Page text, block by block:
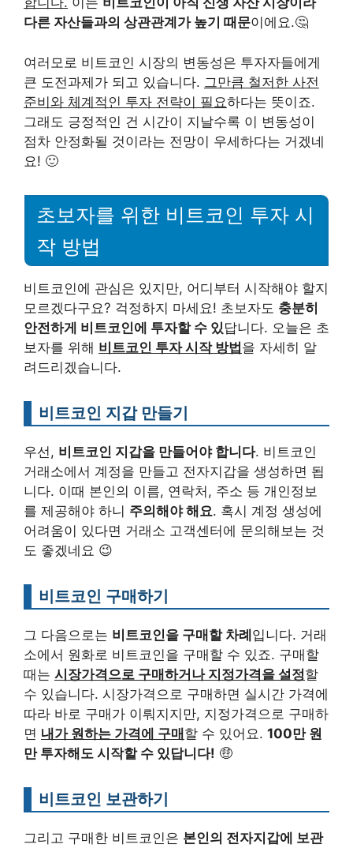
다른 자산들과의 상관관계가 높기 때문이에요.🤔
여러모로 비트코인 시장의 변동성은 투자자들에게
큰 도전과제가 되고 있습니다. 그만큼 철저한 사전
준비와 체계적인 투자 전략이 필요하다는 뜻이죠.
그래도 긍정적인 건 시간이 지날수록 이 변동성이
점차 안정화될 것이라는 전망이 우세하다는 거겠네
요! 🙂
초보자를 위한 비트코인 투자 시
작 방법
비트코인에 관심은 있지만, 어디부터 시작해야 할지
모르겠다구요? 걱정하지 마세요! 초보자도 충분히
안전하게 비트코인에 투자할 수 있 답니다. 오늘은 초
보자를 위해 비트코인 투자 시작 방법을 자세히 알
려드리겠습니다.
비트코인 지갑 만들기
우선, 비트코인 지갑을 만들어야 합니다. 비트코인
거래소에서 계정을 만들고 전자지갑을 생성하면 됩
니다. 이때 본인의 이름, 연락처, 주소 등 개인정보
를 제공해야 하니 주의해야 해요. 혹시 계정 생성에
어려움이 있다면 거래소 고객센터에 문의해보는 것
도 좋겠네요 😉
비트코인 구매하기
그 다음으로는 비트코인을 구매할 차례입니다. 거래
소에서 원화로 비트코인을 구매할 수 있죠. 구매할
때는 시장가격으로 구매하거나 지정가격을 설정할
수 있습니다. 시장가격으로 구매하면 실시간 가격에
따라 바로 구매가 이뤄지지만, 지정가격으로 구매하
면 내가 원하는 가격에 구매할 수 있어요. 100만 원
만 투자해도 시작할 수 있답니다! 🤑
비트코인 보관하기
그리고 구매한 비트코인은 본인의 전자지갑에 보관